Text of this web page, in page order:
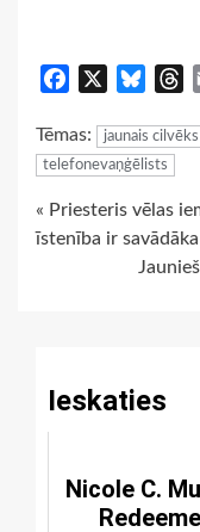
Facebook
Tēmas: jaunais cilvēks
telefonevaņģēlists
Continue
Reading
« Priesteris vēlas
īstenība ir savādāka
Ieskaties
Nicole C.